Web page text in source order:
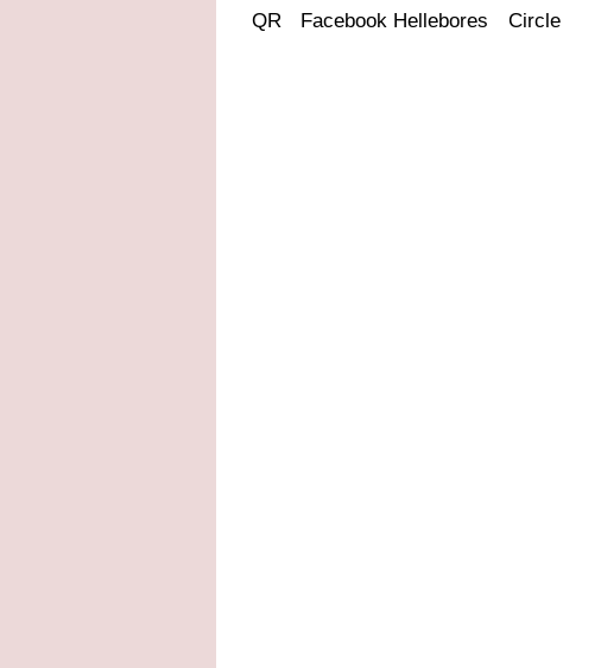
QR Facebook Hellebores Circle